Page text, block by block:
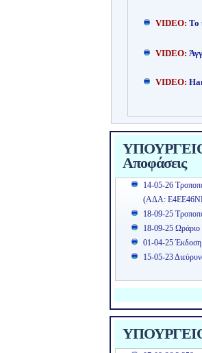
VIDEO: Το
VIDEO:
VIDEO:
Αποφάσεις
14-05-26
(ΑΔΑ:
18-09-25
18-09-25 Ωράριο
01-04-25 Έκδοση
15-05-23